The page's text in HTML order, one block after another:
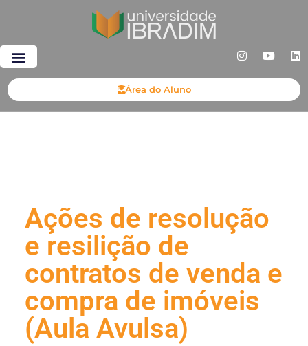
Área do Aluno
Ações de resolução
e resilição de
contratos de venda e
compra de imóveis
(Aula Avulsa)